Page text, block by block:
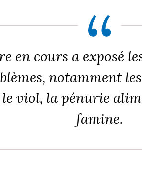
en cours a exposé
notamment
viol, la pénurie
famine.